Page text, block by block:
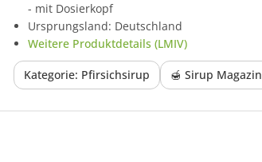
- mit Dosierkopf
Ursprungsland: Deutschland
Weitere Produktdetails (LMIV)
Kategorie: Pfirsichsirup 🍯 Sirup Magazin